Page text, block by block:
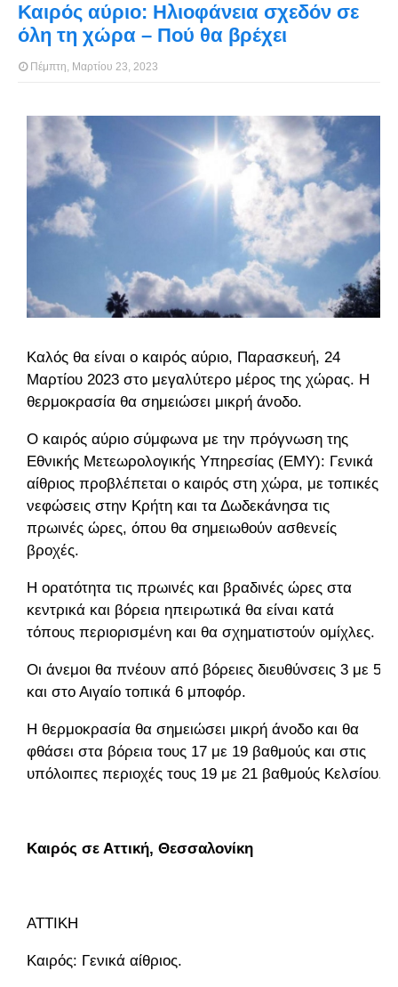
Καιρός αύριο: Ηλιοφάνεια σχεδόν σε
όλη τη χώρα – Πού θα βρέχει
Πέμπτη, Μαρτίου 23, 2023
Καλός θα είναι ο καιρός αύριο, Παρασκευή, 24
Μαρτίου 2023 στο μεγαλύτερο μέρος της χώρας. Η
θερμοκρασία θα σημειώσει μικρή άνοδο.
Ο καιρός αύριο σύμφωνα με την πρόγνωση της
Εθνικής Μετεωρολογικής Υπηρεσίας (ΕΜΥ): Γενικά
αίθριος προβλέπεται ο καιρός στη χώρα, με τοπικές
νεφώσεις στην Κρήτη και τα Δωδεκάνησα τις
πρωινές ώρες, όπου θα σημειωθούν ασθενείς
βροχές.
Η ορατότητα τις πρωινές και βραδινές ώρες στα
κεντρικά και βόρεια ηπειρωτικά θα είναι κατά
τόπους περιορισμένη και θα σχηματιστούν ομίχλες.
Οι άνεμοι θα πνέουν από βόρειες διευθύνσεις 3 με 5
και στο Αιγαίο τοπικά 6 μποφόρ.
Η θερμοκρασία θα σημειώσει μικρή άνοδο και θα
φθάσει στα βόρεια τους 17 με 19 βαθμούς και στις
υπόλοιπες περιοχές τους 19 με 21 βαθμούς Κελσίου.
Καιρός σε Αττική, Θεσσαλονίκη
ΑΤΤΙΚΗ
Καιρός: Γενικά αίθριος.